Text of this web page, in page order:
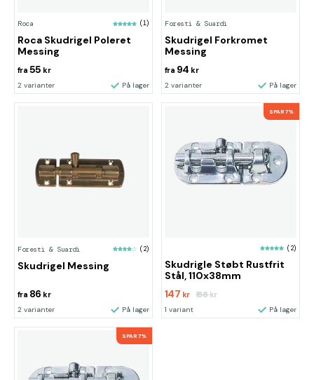
Roca (1)
Roca Skudrigel Poleret
Messing
fra 55 kr
2 varianter På lager
Foresti & Suardi
Skudrigel Forkromet
Messing
fra 94 kr
2 varianter På lager
Foresti & Suardi (2)
Skudrigel Messing
fra 86 kr
2 varianter På lager
SPAR 7%
(2)
Skudrigle Støbt Rustfrit
Stål, 110x38mm
147 kr 158kr
1 variant På lager
SPAR 7%